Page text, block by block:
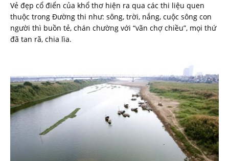
Vẻ đẹp cổ điển của khổ thơ hiện ra qua các thi liệu quen
thuộc trong Đường thi như: sông, trời, nắng, cuộc sông con
người thì buồn tẻ, chán chường với “vãn chợ chiều”, mọi thứ
đã tan rã, chia lìa.